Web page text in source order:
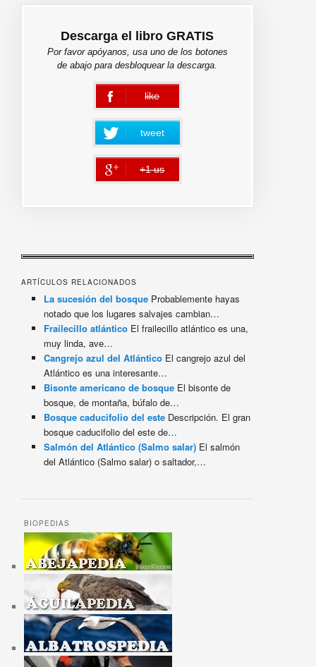
Descarga el libro GRATIS
Por favor apóyanos, usa uno de los botones
de abajo para desbloquear la descarga.
like
error
tweet
+1 us
error
ARTÍCULOS RELACIONADOS
La sucesión del bosque Probablemente hayas
notado que los lugares salvajes cambian…
Frailecillo atlántico El frailecillo atlántico es una,
muy linda, ave…
Cangrejo azul del Atlántico El cangrejo azul del
Atlántico es una interesante…
Bisonte americano de bosque El bisonte de
bosque, de montaña, búfalo de…
Bosque caducifolio del este Descripción. El gran
bosque caducifolio del este de…
Salmón del Atlántico (Salmo salar) El salmón
del Atlántico (Salmo salar) o saltador,…
BIOPEDIAS